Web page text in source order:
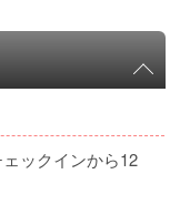
ックインから12